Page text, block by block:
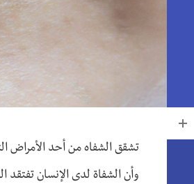
تشقق الشفاه من أحد الأمراض
وأن الشفاة لدى الإنسان